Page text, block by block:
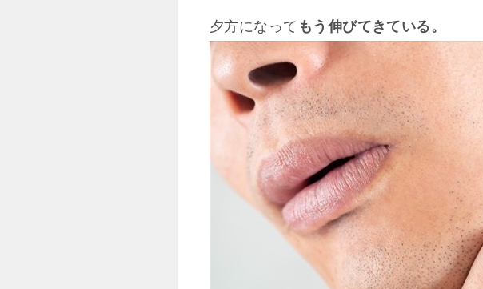
夕方になって もう伸びてきている。